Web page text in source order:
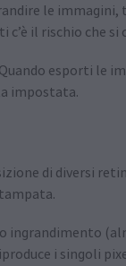
le immagini,
il rischio che
esporti le
impostata.
di diversi
ingrandimento
i singoli